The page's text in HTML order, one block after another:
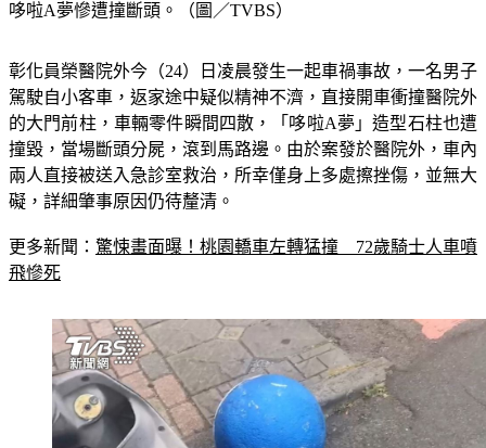
哆啦A夢慘遭撞斷頭。（圖／TVBS）
彰化員榮醫院外今（24）日凌晨發生一起車禍事故，一名男子
駕駛自小客車，返家途中疑似精神不濟，直接開車衝撞醫院外
的大門前柱，車輛零件瞬間四散，「哆啦A夢」造型石柱也遭
撞毀，當場斷頭分屍，滾到馬路邊。由於案發於醫院外，車內
兩人直接被送入急診室救治，所幸僅身上多處擦挫傷，並無大
礙，詳細肇事原因仍待釐清。
更多新聞： 驚悚畫面曝！桃園轎車左轉猛撞　72歲騎士人車噴
飛慘死